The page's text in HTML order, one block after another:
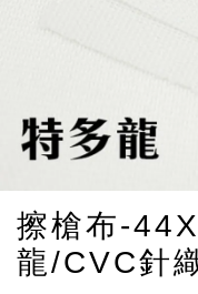
擦槍布-
龍/CVC針